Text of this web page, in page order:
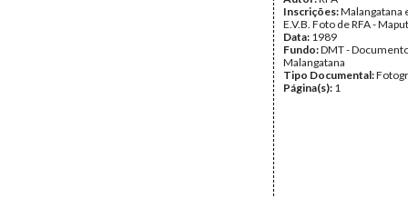
Inscrições:Malangatana
E.V.B. Foto de RFA -
Data: 1989
Fundo:DMT -
Malangatana
Tipo Documental:
Página(s): 1